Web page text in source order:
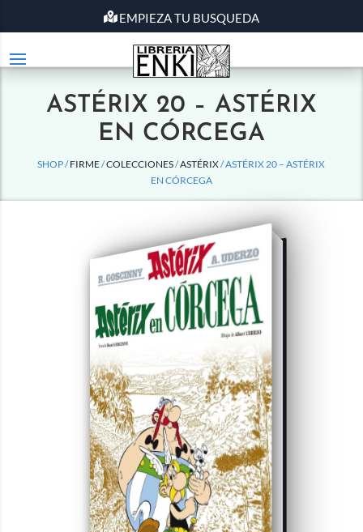
EMPIEZA TU BUSQUEDA
ASTÉRIX 20 – ASTÉRIX
EN CÓRCEGA
SHOP /FIRME/COLECCIONES/ASTÉRIX/ ASTÉRIX 20 – ASTÉRIX
EN CÓRCEGA